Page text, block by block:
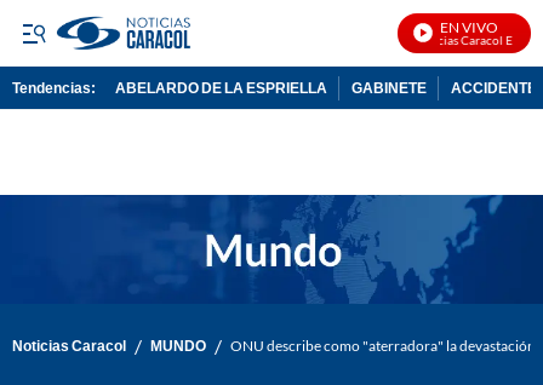
EN VIVO
Noticias Caracol En Vivo
Tendencias: ABELARDO DE LA ESPRIELLA GABINETE ACCIDENTE
Noticias Caracol / MUNDO / ONU describe como "aterradora" la devastación